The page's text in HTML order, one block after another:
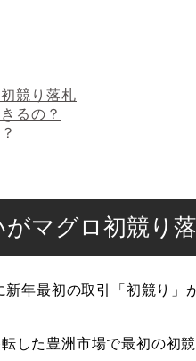
競り落札
るの？
マグロ初競り
年最初の取引「初競り」
した豊洲市場で最初の初